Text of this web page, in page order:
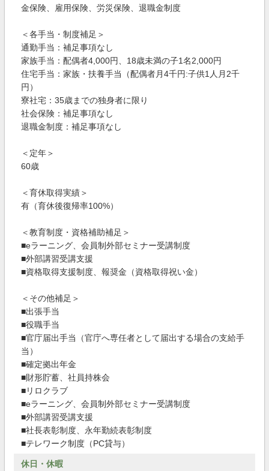
金保険、雇用保険、労災保険、退職金制度
＜各手当・制度補足＞
通勤手当：補足事項なし
家族手当：配偶者4,000円、18歳未満の子1名2,000円
住宅手当：家族・扶養手当（配偶者月4千円:子供1人月2千
円）
寮社宅：35歳までの独身者に限り
社会保険：補足事項なし
退職金制度：補足事項なし
＜定年＞
60歳
＜育休取得実績＞
有（育休後復帰率100%）
＜教育制度・資格補助補足＞
■eラーニング、会員制外部セミナー受講制度
■外部講習受講支援
■資格取得支援制度、報奨金（資格取得祝い金）
＜その他補足＞
■出張手当
■役職手当
■官庁届出手当（官庁へ専任者として届出する場合の支給手
当）
■確定拠出年金
■財形貯蓄、社員持株会
■リロクラブ
■eラーニング、会員制外部セミナー受講制度
■外部講習受講支援
■社長表彰制度、永年勤続表彰制度
■テレワーク制度（PC貸与）
休日・休暇